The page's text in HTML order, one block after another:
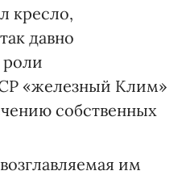
кресло,
давно
«железный Клим»
собственных
им